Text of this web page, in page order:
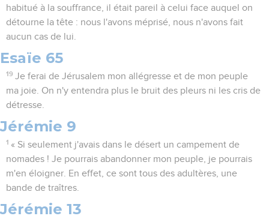
habitué à la souffrance, il était pareil à celui face auquel on
détourne la tête : nous l'avons méprisé, nous n'avons fait
aucun cas de lui.
Esaïe 65
19 Je ferai de Jérusalem mon allégresse et de mon peuple
ma joie. On n'y entendra plus le bruit des pleurs ni les cris de
détresse.
Jérémie 9
1 « Si seulement j'avais dans le désert un campement de
nomades ! Je pourrais abandonner mon peuple, je pourrais
m'en éloigner. En effet, ce sont tous des adultères, une
bande de traîtres.
Jérémie 13